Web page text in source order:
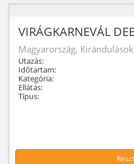
VIRÁGKARNEVÁL
Magyarország,
Utazás:
Időtartam:
Kategória:
Ellátás:
Típus: